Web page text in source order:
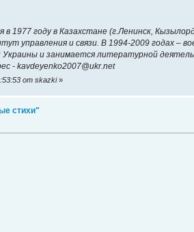
1977 году в Казахстане (г.Ленинск,
управления и связи. В 1994-2009 годах –
и занимается литературной
- kavdeyenko2007@ukr.net
от skazki»
стихи"